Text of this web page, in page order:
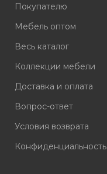
Покупателю
Мебель оптом
Весь каталог
Коллекции мебели
Доставка и оплата
Вопрос-ответ
Условия возврата
Конфиденциальность